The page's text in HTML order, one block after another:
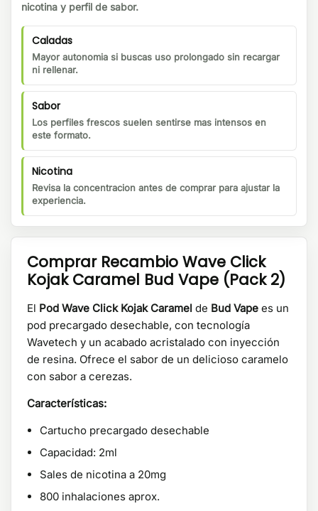
nicotina y perfil de sabor.
Caladas
Mayor autonomia si buscas uso prolongado sin recargar
ni rellenar.
Sabor
Los perfiles frescos suelen sentirse mas intensos en
este formato.
Nicotina
Revisa la concentracion antes de comprar para ajustar la
experiencia.
Comprar Recambio Wave Click
Kojak Caramel Bud Vape (Pack 2)
El Pod Wave Click Kojak Caramel de Bud Vape es un
pod precargado desechable, con tecnología
Wavetech y un acabado acristalado con inyección
de resina. Ofrece el sabor de un delicioso caramelo
con sabor a cerezas.
Características:
Cartucho precargado desechable
Capacidad: 2ml
Sales de nicotina a 20mg
800 inhalaciones aprox.